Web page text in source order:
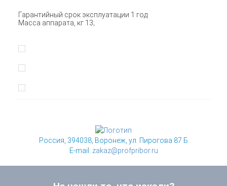
Гарантийный срок эксплуатации 1 год
Масса аппарата, кг 13;
Россия, 394038, Воронеж, ул. Пирогова 87 Б
E-mail: zakaz@profpribor.ru